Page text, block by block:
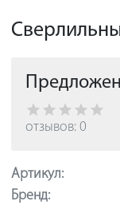
отзывов: 0
Артикул:
Бренд: